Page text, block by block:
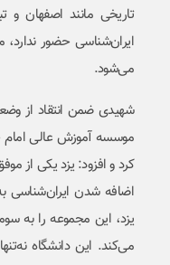
تاریخی مانند اصفهان و
ایران‌شناسی حضور
می‌شود.
شهیدی ضمن انتقاد از
موسسه آموزش عالی امام
کرد و افزود: یزد یکی از
اضافه شدن ایران‌شناسی
یزد، این مجموعه را به
می‌کند. این دانشگاه